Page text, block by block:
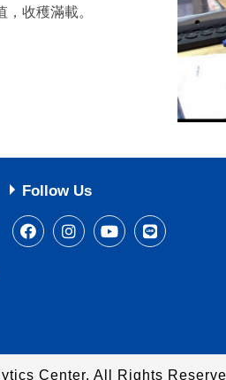
收穫滿載。
Follow Us
Center. All Rights